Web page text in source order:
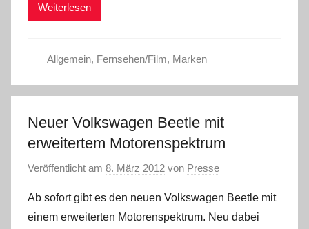
Weiterlesen
Allgemein, Fernsehen/Film, Marken
Neuer Volkswagen Beetle mit
erweitertem Motorenspektrum
Veröffentlicht am 8. März 2012 von Presse
Ab sofort gibt es den neuen Volkswagen Beetle mit
einem erweiterten Motorenspektrum. Neu dabei